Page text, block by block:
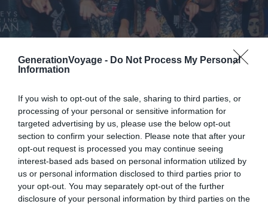
GenerationVoyage - Do Not Process My Personal
Information
If you wish to opt-out of the sale, sharing to third parties, or
processing of your personal or sensitive information for
targeted advertising by us, please use the below opt-out
section to confirm your selection. Please note that after your
opt-out request is processed you may continue seeing
interest-based ads based on personal information utilized by
us or personal information disclosed to third parties prior to
your opt-out. You may separately opt-out of the further
disclosure of your personal information by third parties on the
Les pays de l’Europe de l’Est sont réputés pour être des
plaques tournantes de la vie nocturne, etZagreb
déroge pas à cette règle. Disposant d’une kyrielle de
clubs proposant une myriade d’artistes aussi bien locaux
qu’étrangers (Sirup, Split,Hvar…), la capitale croate est
tout simplement l’un des meilleurs coins où faire la fête
à n’en plus finir pour pas cher.